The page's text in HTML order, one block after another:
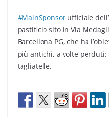
#MainSponsor ufficiale
pastificio sito in Via
Barcellona PG, che ha
più antichi, a volte perduti:
tagliatelle.